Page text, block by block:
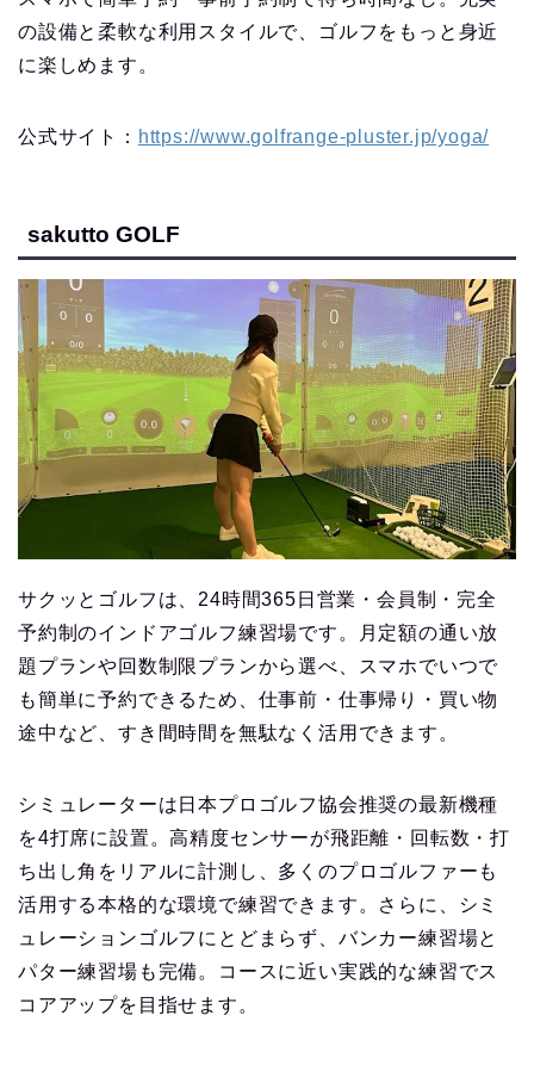
の設備と柔軟な利用スタイルで、ゴルフをもっと身近
に楽しめます。
公式サイト： https://www.golfrange-pluster.jp/yoga/
sakutto GOLF
サクッとゴルフは、24時間365日営業・会員制・完全
予約制のインドアゴルフ練習場です。月定額の通い放
題プランや回数制限プランから選べ、スマホでいつで
も簡単に予約できるため、仕事前・仕事帰り・買い物
途中など、すき間時間を無駄なく活用できます。
シミュレーターは日本プロゴルフ協会推奨の最新機種
を4打席に設置。高精度センサーが飛距離・回転数・打
ち出し角をリアルに計測し、多くのプロゴルファーも
活用する本格的な環境で練習できます。さらに、シミ
ュレーションゴルフにとどまらず、バンカー練習場と
パター練習場も完備。コースに近い実践的な練習でス
コアアップを目指せます。